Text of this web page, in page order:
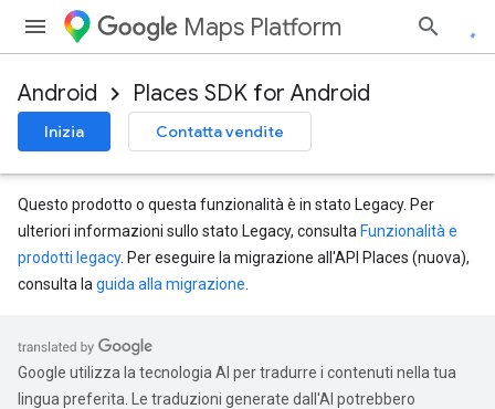
Maps Platform
Android Places SDK for Android
Inizia Contatta vendite
Questo prodotto o questa funzionalità è in stato Legacy. Per
ulteriori informazioni sullo stato Legacy, consulta Funzionalità e
prodotti legacy. Per eseguire la migrazione all'API Places (nuova),
consulta la guida alla migrazione
Google utilizza la tecnologia AI per tradurre i contenuti nella tua
lingua preferita. Le traduzioni generate dall'AI potrebbero